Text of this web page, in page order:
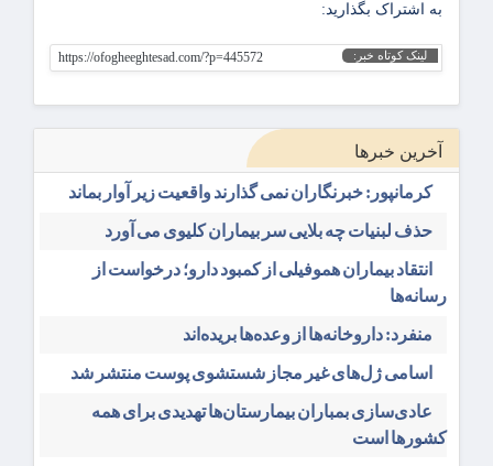
به اشتراک بگذارید:
لینک کوتاه خبر: https://ofogheeghtesad.com/?p=445572
آخرین خبرها
کرمانپور: خبرنگاران نمی گذارند واقعیت زیر آوار بماند
حذف لبنیات چه بلایی سر بیماران کلیوی می آورد
انتقاد بیماران هموفیلی از کمبود دارو؛ درخواست از
رسانه‌ها
منفرد: داروخانه‌ها از وعده‌ها بریده‌اند
اسامی ژل‌های غیر مجاز شستشوی پوست منتشر شد
عادی‌سازی بمباران بیمارستان‌ها تهدیدی برای همه
کشورها است